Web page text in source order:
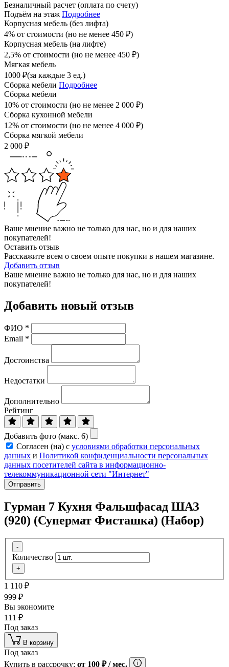
Безналичный расчет (оплата по счету)
Подъём на этаж Подробнее
Корпусная мебель (без лифта)
4% от стоимости (но не менее 450 ₽)
Корпусная мебель (на лифте)
2,5% от стоимости (но не менее 450 ₽)
Мягкая мебель
1000 ₽(за каждые 3 ед.)
Сборка мебели Подробнее
Сборка мебели
10% от стоимости (но не менее 2 000 ₽)
Сборка кухонной мебели
12% от стоимости (но не менее 4 000 ₽)
Сборка мягкой мебели
2 000 ₽
Ваше мнение важно не только для нас, но и для наших
покупателей!
Оставить отзыв
Расскажите всем о своем опыте покупки в нашем магазине.
Добавить отзыв
Ваше мнение важно не только для нас, но и для наших
покупателей!
Добавить новый отзыв
ФИО *
Email *
Достоинства
Недостатки
Дополнительно
Рейтинг
Добавить фото (макс. 6)
Согласен (на) с условиями обработки персональных
данных и Политикой конфиденциальности персональных
данных посетителей сайта в информационно-
телекоммуникационной сети "Интернет"
Отправить
Гурман 7 Кухня Фальшфасад ШАЗ
(920) (Супермат Фисташка) (Набор)
-
Количество
+
1 110 ₽
999 ₽
Вы экономите
111 ₽
Под заказ
В корзину
Под заказ
Купить в рассрочку: от 100 ₽/ мес.